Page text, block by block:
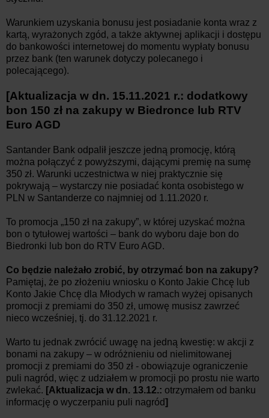
Warunkiem uzyskania bonusu jest posiadanie konta wraz z
kartą, wyrażonych zgód, a także aktywnej aplikacji i dostępu
do bankowości internetowej do momentu wypłaty bonusu
przez bank (ten warunek dotyczy polecanego i
polecającego).
[Aktualizacja w dn. 15.11.2021 r.: dodatkowy
bon 150 zł na zakupy w Biedronce lub RTV
Euro AGD
Santander Bank odpalił jeszcze jedną promocję, którą
można połączyć z powyższymi, dającymi premię na sumę
350 zł. Warunki uczestnictwa w niej praktycznie się
pokrywają – wystarczy nie posiadać konta osobistego w
PLN w Santanderze co najmniej od 1.11.2020 r.
To promocja „150 zł na zakupy”, w której uzyskać można
bon o tytułowej wartości – bank do wyboru daje bon do
Biedronki lub bon do RTV Euro AGD.
Co będzie należało zrobić, by otrzymać bon na zakupy?
Pamiętaj, że po złożeniu wniosku o Konto Jakie Chcę lub
Konto Jakie Chcę dla Młodych w ramach wyżej opisanych
promocji z premiami do 350 zł, umowę musisz zawrzeć
nieco wcześniej, tj. do 31.12.2021 r.
Warto tu jednak zwrócić uwagę na jedną kwestię: w akcji z
bonami na zakupy – w odróżnieniu od nielimitowanej
promocji z premiami do 350 zł - obowiązuje ograniczenie
puli nagród, więc z udziałem w promocji po prostu nie warto
zwlekać. [Aktualizacja w dn. 13.12.: otrzymałem od banku
informację o wyczerpaniu puli nagród]